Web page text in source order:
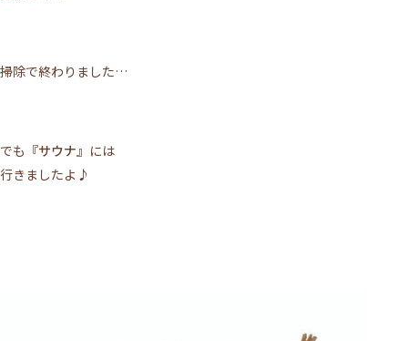
掃除で終わりました…
でも 『サウナ』 には
行きましたよ♪